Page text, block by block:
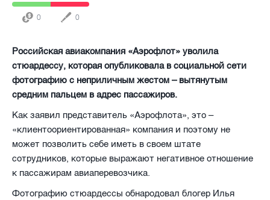
0 0
Российская авиакомпания «Аэрофлот» уволила
стюардессу, которая опубликовала в социальной сети
фотографию с неприличным жестом – вытянутым
средним пальцем в адрес пассажиров.
Как заявил представитель «Аэрофлота», это –
«клиентоориентированная» компания и поэтому не
может позволить себе иметь в своем штате
сотрудников, которые выражают негативное отношение
к пассажирам авиаперевозчика.
Фотографию стюардессы обнародовал блогер Илья